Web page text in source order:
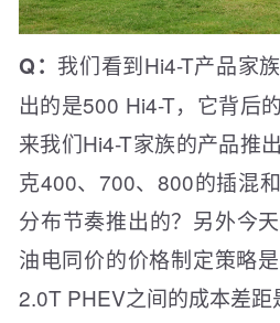
Q： 我们看到Hi4-T产品家
出的是500 Hi4-T，它背后
来我们Hi4-T家族的产品推
克400、700、800的插混
分布节奏推出的？另外今
油电同价的价格制定策略
2.0T PHEV之间的成本差距